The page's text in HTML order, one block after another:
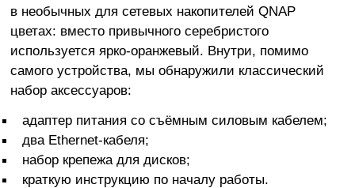
в необычных для сетевых накопителей QNAP
цветах: вместо привычного серебристого
используется ярко-оранжевый. Внутри, помимо
самого устройства, мы обнаружили классический
набор аксессуаров:
адаптер питания со съёмным силовым кабелем;
два Ethernet-кабеля;
набор крепежа для дисков;
краткую инструкцию по началу работы.